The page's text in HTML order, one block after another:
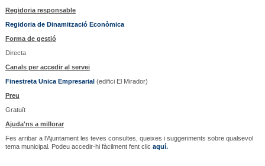
Regidoria responsable
Regidoria de Dinamització Econòmica
Forma de gestió
Directa
Canals per accedir al servei
Finestreta Unica Empresarial(edifici El Mirador)
Preu
Gratuït
Ajuda'ns a millorar
Fes arribar a l'Ajuntament les teves consultes, queixes i suggeriments sobre qualsevol
tema municipal. Podeu accedir-hi fàcilment fent clic aquí.